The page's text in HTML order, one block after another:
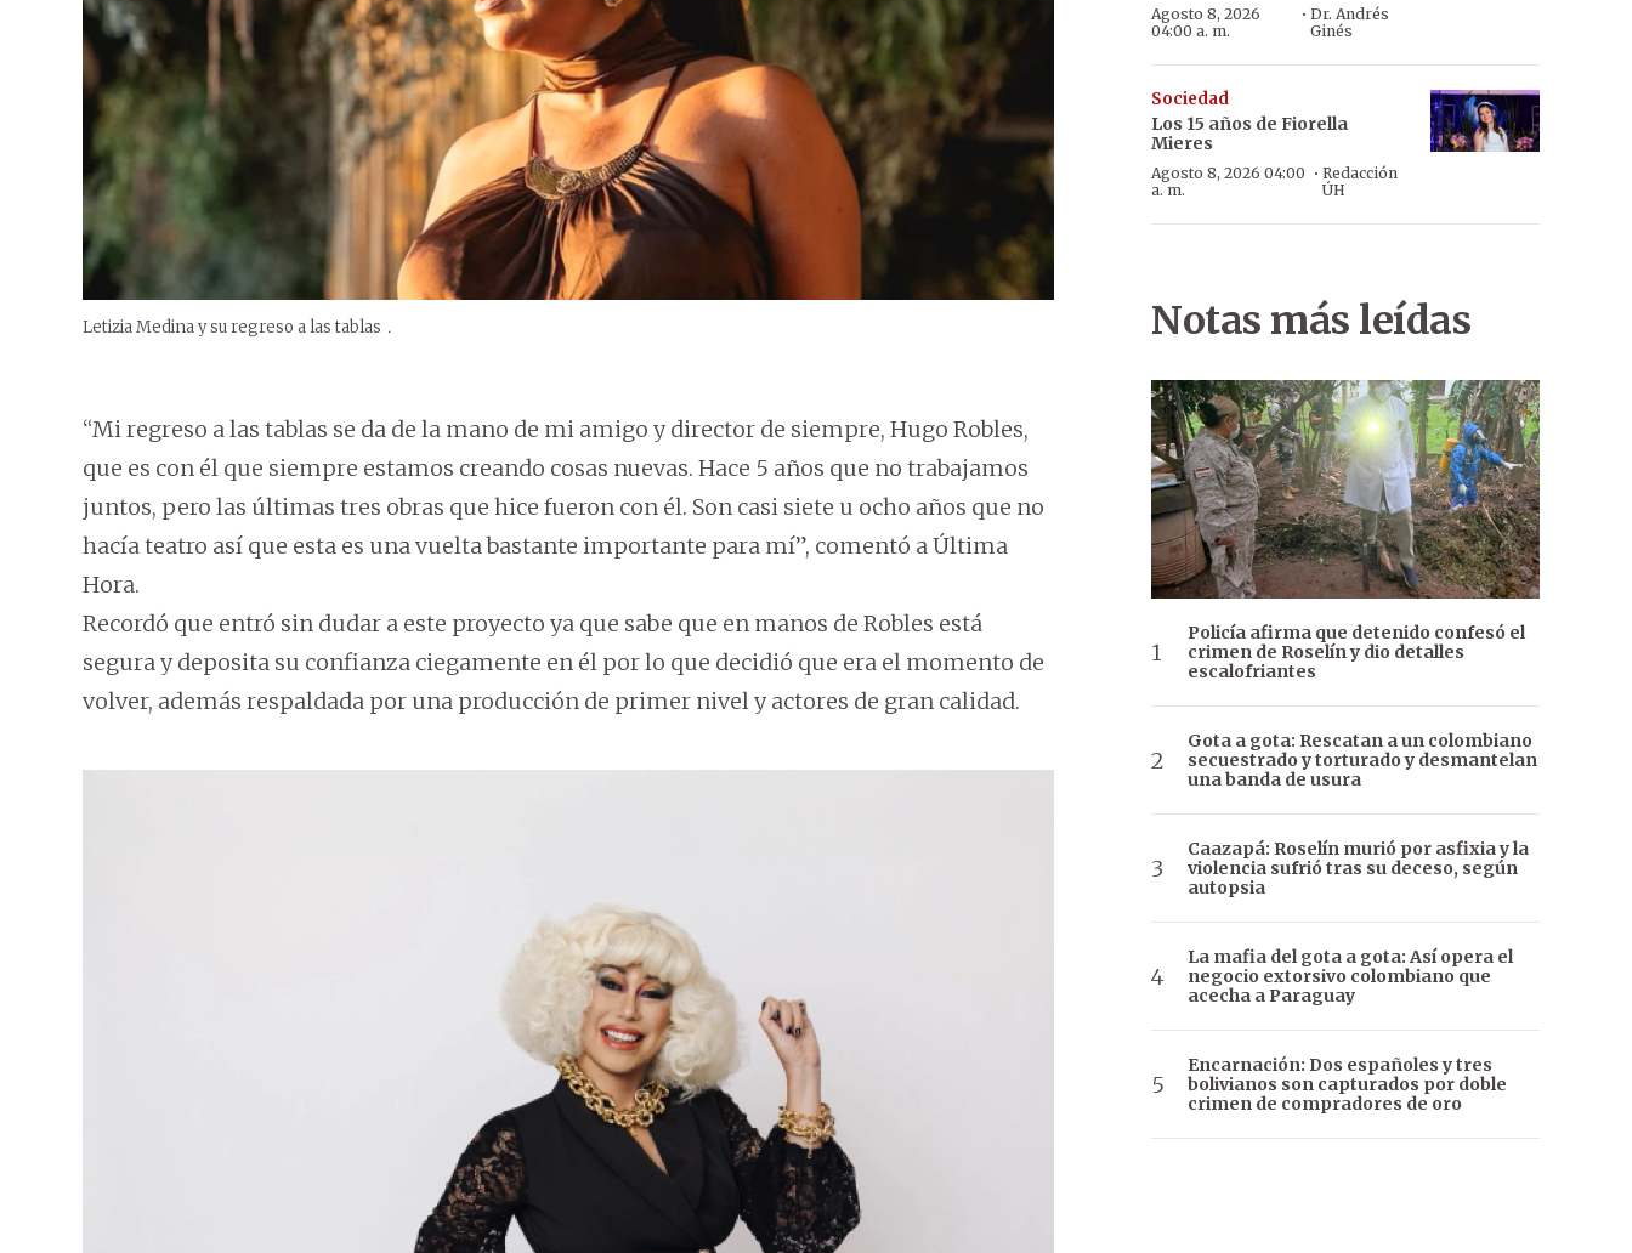
Letizia Medina y su regreso a las tablas .
“Mi regreso a las tablas se da de la mano de mi amigo y director de siempre, Hugo Robles,
que es con él que siempre estamos creando cosas nuevas. Hace 5 años que no trabajamos
juntos, pero las últimas tres obras que hice fueron con él. Son casi siete u ocho años que no
hacía teatro así que esta es una vuelta bastante importante para mí”, comentó a Última
Hora.
Recordó que entró sin dudar a este proyecto ya que sabe que en manos de Robles está
segura y deposita su confianza ciegamente en él por lo que decidió que era el momento de
volver, además respaldada por una producción de primer nivel y actores de gran calidad.
Agosto 8, 2026
04:00 a. m.
·Dr. Andrés
Ginés
Sociedad
Los 15 años de Fiorella
Mieres
Agosto 8, 2026 04:00
a. m.
· Redacción
ÚH
Notas más leídas
Policía afirma que detenido confesó el
crimen de Roselín y dio detalles
escalofriantes
Gota a gota: Rescatan a un colombiano
secuestrado y torturado y desmantelan
una banda de usura
Caazapá: Roselín murió por asfixia y la
violencia sufrió tras su deceso, según
autopsia
La mafia del gota a gota: Así opera el
negocio extorsivo colombiano que
acecha a Paraguay
Encarnación: Dos españoles y tres
bolivianos son capturados por doble
crimen de compradores de oro